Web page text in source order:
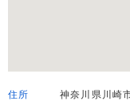
住所
神奈川県川崎